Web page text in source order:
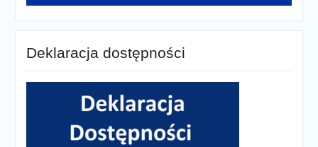
Deklaracja dostępności